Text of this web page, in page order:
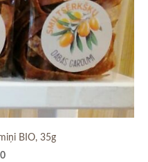
BIO, 35g